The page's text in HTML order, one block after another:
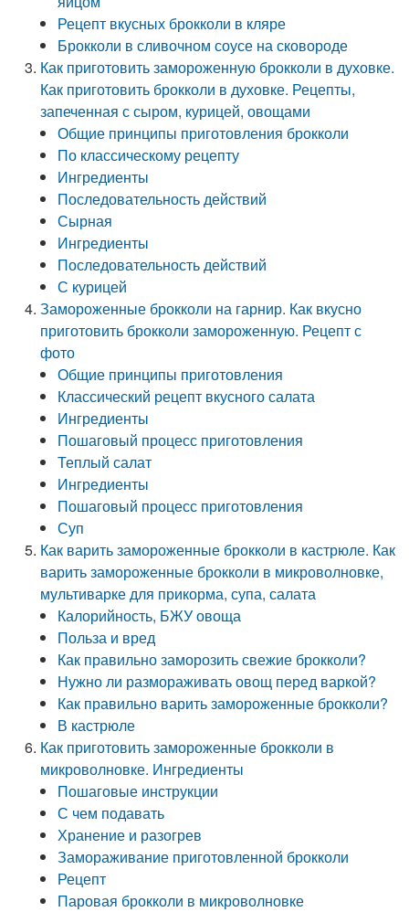
Рецепт вкусных брокколи в кляре
Брокколи в сливочном соусе на сковороде
Как приготовить замороженную брокколи в духовке.
Как приготовить брокколи в духовке. Рецепты,
запеченная с сыром, курицей, овощами
Общие принципы приготовления брокколи
По классическому рецепту
Ингредиенты
Последовательность действий
Сырная
Ингредиенты
Последовательность действий
С курицей
Замороженные брокколи на гарнир. Как вкусно
приготовить брокколи замороженную. Рецепт с
фото
Общие принципы приготовления
Классический рецепт вкусного салата
Ингредиенты
Пошаговый процесс приготовления
Теплый салат
Ингредиенты
Пошаговый процесс приготовления
Суп
Как варить замороженные брокколи в кастрюле. Как
варить замороженные брокколи в микроволновке,
мультиварке для прикорма, супа, салата
Калорийность, БЖУ овоща
Польза и вред
Как правильно заморозить свежие брокколи?
Нужно ли размораживать овощ перед варкой?
Как правильно варить замороженные брокколи?
В кастрюле
Как приготовить замороженные брокколи в
микроволновке. Ингредиенты
Пошаговые инструкции
С чем подавать
Хранение и разогрев
Замораживание приготовленной брокколи
Рецепт
Паровая брокколи в микроволновке